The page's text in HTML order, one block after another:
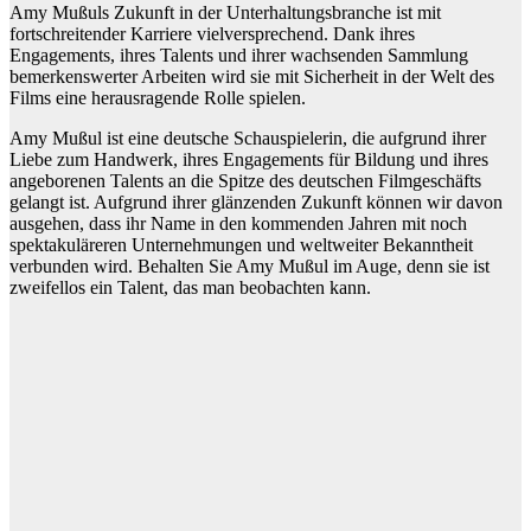
Amy Mußuls Zukunft in der Unterhaltungsbranche ist mit
fortschreitender Karriere vielversprechend. Dank ihres
Engagements, ihres Talents und ihrer wachsenden Sammlung
bemerkenswerter Arbeiten wird sie mit Sicherheit in der Welt des
Films eine herausragende Rolle spielen.
Amy Mußul ist eine deutsche Schauspielerin, die aufgrund ihrer
Liebe zum Handwerk, ihres Engagements für Bildung und ihres
angeborenen Talents an die Spitze des deutschen Filmgeschäfts
gelangt ist. Aufgrund ihrer glänzenden Zukunft können wir davon
ausgehen, dass ihr Name in den kommenden Jahren mit noch
spektakuläreren Unternehmungen und weltweiter Bekanntheit
verbunden wird. Behalten Sie Amy Mußul im Auge, denn sie ist
zweifellos ein Talent, das man beobachten kann.